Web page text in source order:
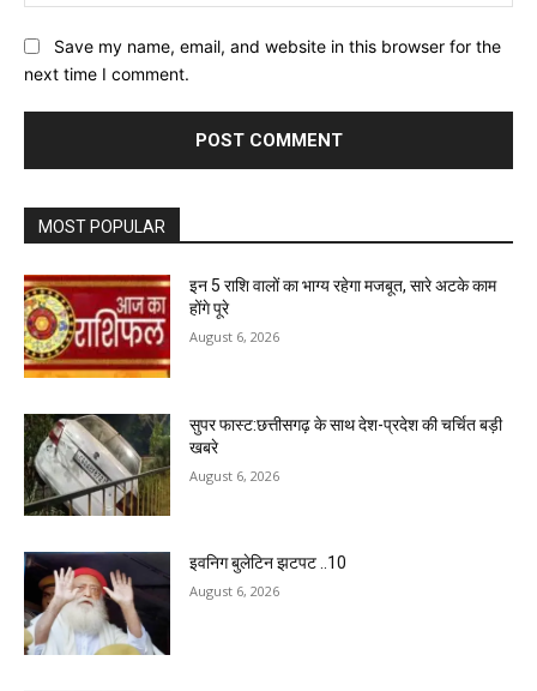
Save my name, email, and website in this browser for the
next time I comment.
MOST POPULAR
इन 5 राशि वालों का भाग्य रहेगा मजबूत, सारे अटके काम
होंगे पूरे
August 6, 2026
सुपर फास्ट:छत्तीसगढ़ के साथ देश-प्रदेश की चर्चित बड़ी
खबरे
August 6, 2026
इवनिग बुलेटिन झटपट ..10
August 6, 2026